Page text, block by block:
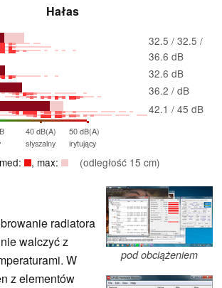
Hałas
32.5 / 32.5 /
36.6 dB
32.6 dB
36.2 / dB
42.1 / 45 dB
40 dB(A)
słyszalny
50 dB(A)
irytujący
, max: (odległość 15 cm)
pod obciążeniem
radiatora
walczyć z
W
z elementów